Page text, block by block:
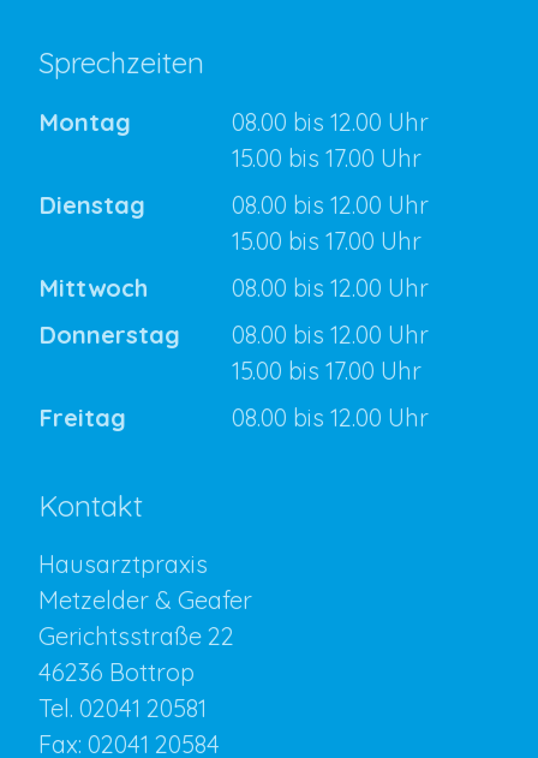
Sprechzeiten
Montag
08.00 bis 12.00 Uhr
15.00 bis 17.00 Uhr
Dienstag
08.00 bis 12.00 Uhr
15.00 bis 17.00 Uhr
Mittwoch
08.00 bis 12.00 Uhr
Donnerstag
08.00 bis 12.00 Uhr
15.00 bis 17.00 Uhr
Freitag
08.00 bis 12.00 Uhr
Kontakt
Hausarztpraxis
Metzelder & Geafer
Gerichtsstraße 22
46236 Bottrop
Tel. 02041 20581
Fax: 02041 20584